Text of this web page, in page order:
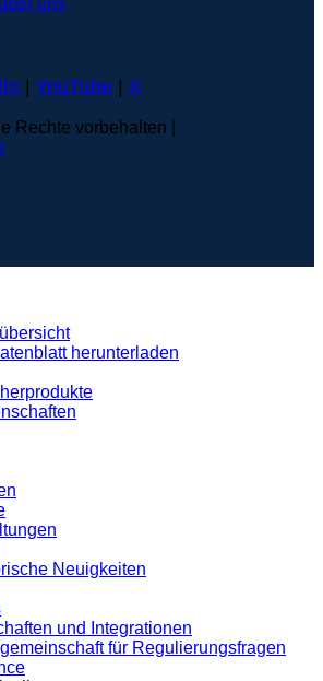
uns
YouTube X
Rechte vorbehalten |
herunterladen
Neuigkeiten
und Integrationen
für Regulierungsfragen